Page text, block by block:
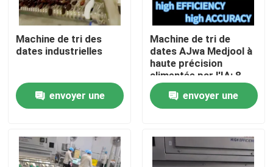
Maison
Vidéos
Machine de tri des
dates industrielles
envoyer une
Machine de tri de
dates AJwa Medjool à
haute précision
alimentée par l'IA: 8
voies Capacité de 2,6
tonnes par heure
304SS
envoyer une